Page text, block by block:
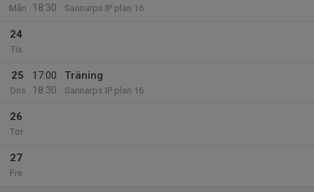
Mån
18:30
Sannarps IP plan 16
24
Tis
25
Ons
17:00
18:30
Träning
Sannarps IP plan 16
26
Tor
27
Fre